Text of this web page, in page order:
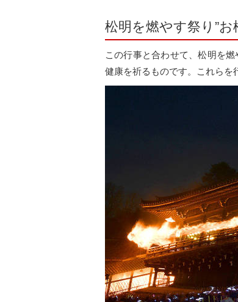
松明を燃やす祭り”お
この行事と合わせて、松明を
健康を祈るものです。これらを